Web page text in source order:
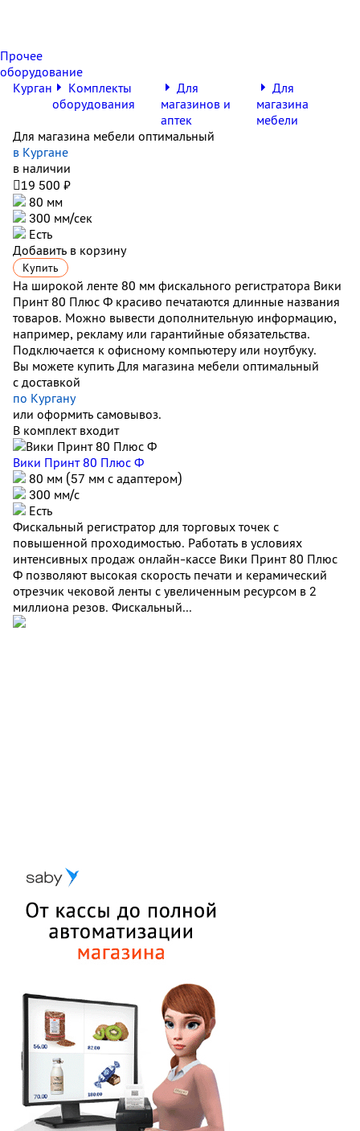
Прочее
оборудование
Курган
Комплекты
оборудования
Для
магазинов и
аптек
Для
магазина
мебели
Для магазина мебели оптимальный
в Кургане
в наличии
19 500 ₽
80 мм
300 мм/сек
Есть
Добавить в корзину
Купить
На широкой ленте 80 мм фискального регистратора Вики
Принт 80 Плюс Ф красиво печатаются длинные названия
товаров. Можно вывести дополнительную информацию,
например, рекламу или гарантийные обязательства.
Подключается к офисному компьютеру или ноутбуку.
Вы можете купить Для магазина мебели оптимальный
с доставкой
по Кургану
или оформить самовывоз.
В комплект входит
Вики Принт 80 Плюс Ф
80 мм (57 мм с адаптером)
300 мм/с
Есть
Фискальный регистратор для торговых точек с
повышенной проходимостью. Работать в условиях
интенсивных продаж онлайн-кассе Вики Принт 80 Плюс
Ф позволяют высокая скорость печати и керамический
отрезчик чековой ленты с увеличенным ресурсом в 2
миллиона резов. Фискальный...